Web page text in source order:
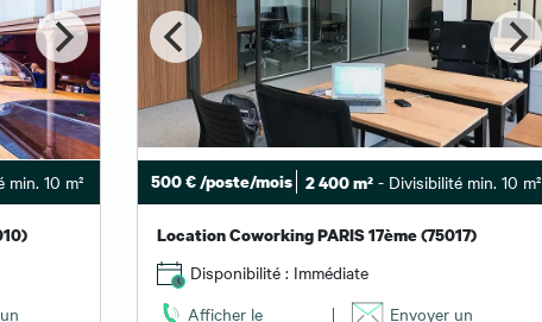
10 m² 500 € /poste/mois 2 400 m² - Divisibilité min. 10 m²
Location Coworking PARIS 17ème (75017)
Disponibilité : Immédiate
Afficher le
Envoyer un